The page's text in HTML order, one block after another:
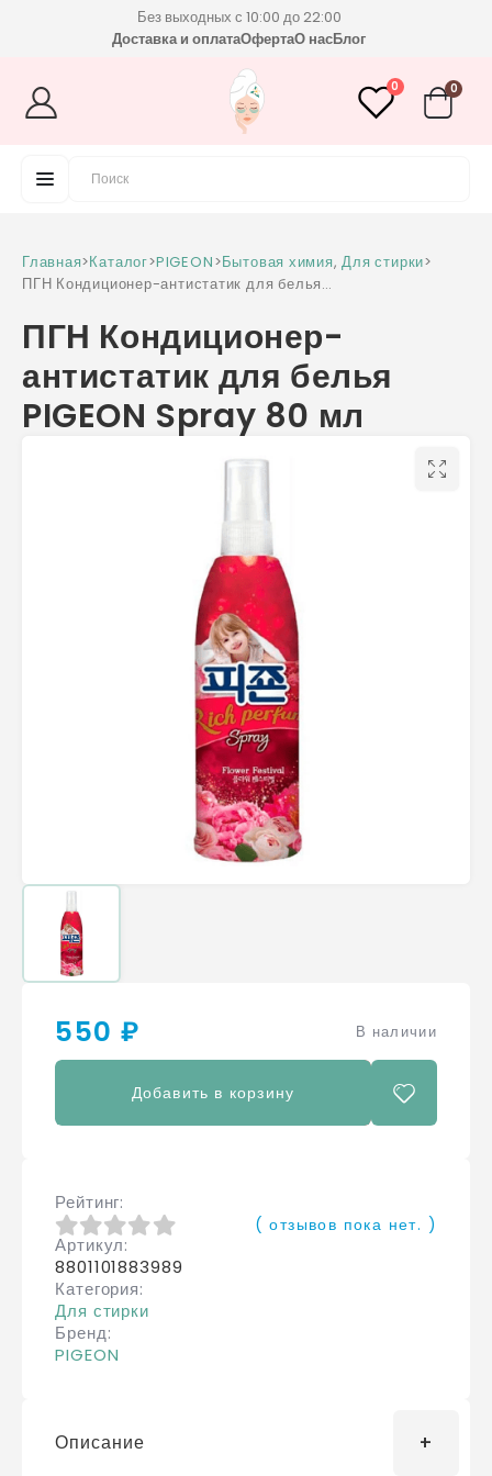
Без выходных с 10:00 до 22:00
Доставка и оплатаОфертаО насБлог
0 0
Главная>Каталог>PIGEON>Бытовая химия,Для стирки>
ПГН Кондиционер-антистатик для белья
ПГН Кондиционер-
антистатик для белья
PIGEON Spray 80 мл
550 ₽ В наличии
Добавить в корзину
Рейтинг
0из 5
( отзывов пока нет. )
Артикул
8801101883989
Категория
Для стирки
Бренд
PIGEON
Описание